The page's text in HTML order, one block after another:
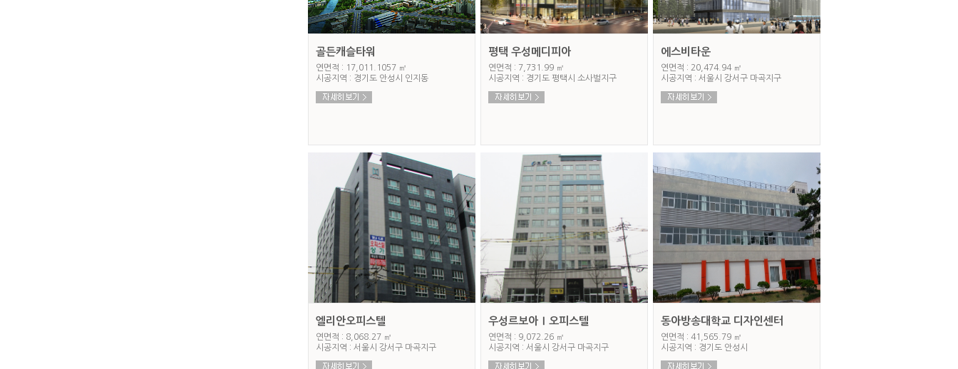
골든캐슬타워
연면적 : 17,011.1057 ㎡
시공지역 : 경기도 안성시 인지동
평택 우성메디피아
연면적 : 7,731.99 ㎡
시공지역 : 경기도 평택시 소사벌지구
에스비타운
연면적 : 20,474.94 ㎡
시공지역 : 서울시 강서구 마곡지구
엘리안오피스텔
연면적 : 8,068.27 ㎡
시공지역 : 서울시 강서구 마곡지구
우성르보아Ⅰ오피스텔
연면적 : 9,072.26 ㎡
시공지역 : 서울시 강서구 마곡지구
동아방송대학교 디자인센터
연면적 : 41,565.79 ㎡
시공지역 : 경기도 안성시